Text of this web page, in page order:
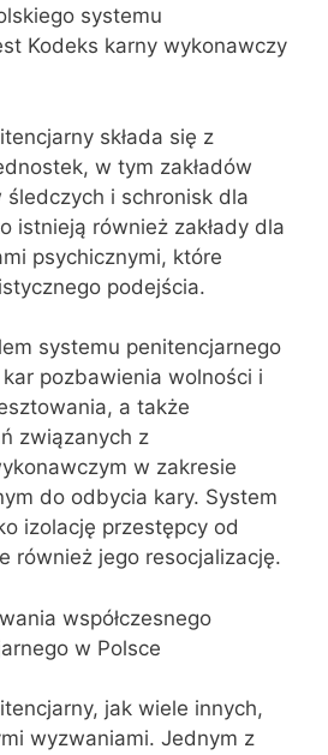
systemu
Kodeks karny wykonawczy
składa się z
w tym zakładów
śledczych i schronisk dla
istnieją również zakłady dla
psychicznymi, które
podejścia.
systemu penitencjarnego
pozbawienia wolności i
a także
związanych z
w zakresie
do odbycia kary. System
izolację przestępcy od
również jego resocjalizację.
współczesnego
w Polsce
jak wiele innych,
wyzwaniami. Jednym z